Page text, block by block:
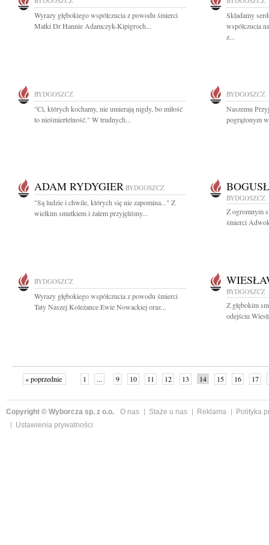
Wyrazy głębokiego współczucia z powodu śmierci
Matki Dr Hannie Adamczyk-Kipigroch...
Składamy
współczucia
z...
BYDGOSZCZ
"Ci, których kochamy, nie umierają nigdy, bo miłość
to nieśmiertelność." W trudnych...
BYDGOSZCZ
Naszemu
pogrążonym
ADAM RYDYGIER BYDGOSZCZ
"Są ludzie i chwile, których się nie zapomina..." Z
wielkim smutkiem i żalem przyjęliśmy...
BYDGOSZCZ
Z ogromnym
śmierci
BYDGOSZCZ
Wyrazy głębokiego współczucia z powodu śmierci
Taty Naszej Koleżance Ewie Nowackiej oraz...
BYDGOSZCZ
Z głębokim
odejściu
« poprzednie 1 ... 9 10 11 12 13 14 15 16 17
Copyright © Wyborcza sp. z o.o. O nas Staże u nas Reklama
Polityka
Ustawienia prywatności